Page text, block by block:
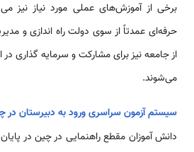
برخی از آموزش‌های عملی مورد نیاز نیز
حرفه‌ای عمدتاً از سوی دولت راه اندازی و
از جامعه نیز برای مشارکت و سرمایه گذاری
می‌شوند.
سیستم آزمون سراسری ورود به دبیرستان در
دانش آموزان مقطع راهنمایی در چین در